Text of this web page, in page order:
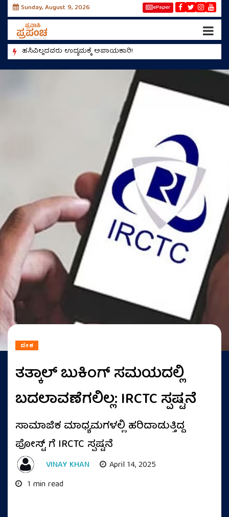
Sunday, August 9, 2026 ePaper
ಹಸಿವಿಲ್ಲದವರು ಉದ್ಯಮಕ್ಕೆ ಅಪಾಯಕಾರಿ!
ದೇಶ
ತತ್ಕಾಲ್ ಬುಕಿಂಗ್ ಸಮಯದಲ್ಲಿ
ಬದಲಾವಣೆಗಲಿಲ್ಲ: IRCTC ಸ್ಪಷ್ಟನೆ
ಸಾಮಾಜಿಕ ಮಾಧ್ಯಮಗಳಲ್ಲಿ ಹರಿದಾಡುತ್ತಿದ್ದ
ಪೋಸ್ಟ್ ಗೆ IRCTC ಸ್ಪಷ್ಟನೆ
VINAY KHAN
April 14, 2025
1 min read